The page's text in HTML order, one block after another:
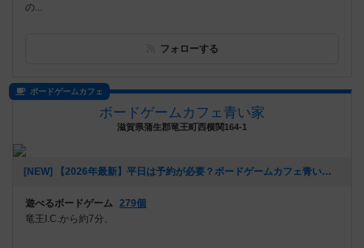
の...
フォローする
ボードゲームカフェ
ボードゲームカフェ青い家
滋賀県蒲生郡竜王町西横関164-1
[NEW] 【2026年最新】平日は予約が必要？ボードゲームカフェ青い家はいつでも予約なしで利用OKです！アサイーボウルも新登場！（2026年05月24日 14時06分）
遊べるボードゲーム 279個
竜王I.C.から約7分、